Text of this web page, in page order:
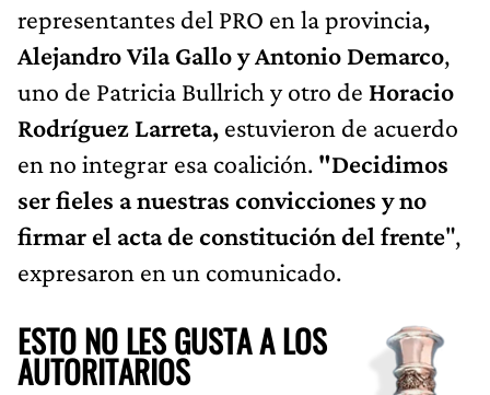
representantes del PRO en la provincia,
Alejandro Vila Gallo y Antonio Demarco,
uno de Patricia Bullrich y otro de Horacio
Rodríguez Larreta, estuvieron de acuerdo
en no integrar esa coalición. "Decidimos
ser fieles a nuestras convicciones y no
firmar el acta de constitución del frente",
expresaron en un comunicado.
ESTO NO LES GUSTA A LOS
AUTORITARIOS